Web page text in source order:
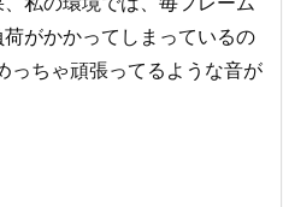
がかかってしまっているの
っちゃ頑張ってるような音が